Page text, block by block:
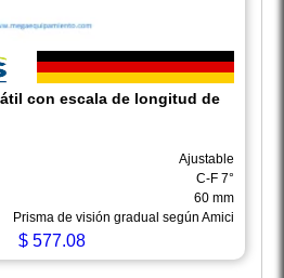
con escala de longitud de
Ajustable
C-F 7°
60 mm
Prisma de visión gradual según Amici
$ 577.08